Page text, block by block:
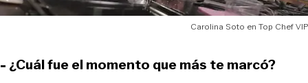
Carolina Soto en Top Chef VIP
- ¿Cuál fue el momento que más te marcó?